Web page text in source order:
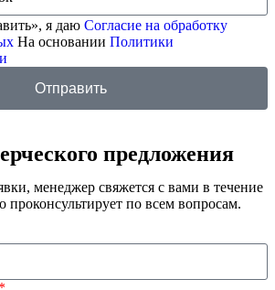
я даю Согласие на обработку
На основании Политики
Отправить
предложения
менеджер свяжется с вами в течение
проконсультирует по всем вопросам.